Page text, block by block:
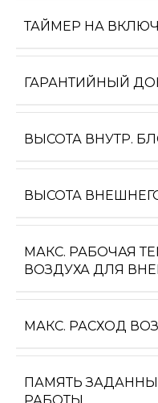
ТАЙМЕР НА
ГАРАНТИЙНЫЙ
ВЫСОТА ВНУТР.
ВЫСОТА
МАКС. РАБОЧАЯ
ВОЗДУХА ДЛЯ
МАКС. РАСХОД
ПАМЯТЬ